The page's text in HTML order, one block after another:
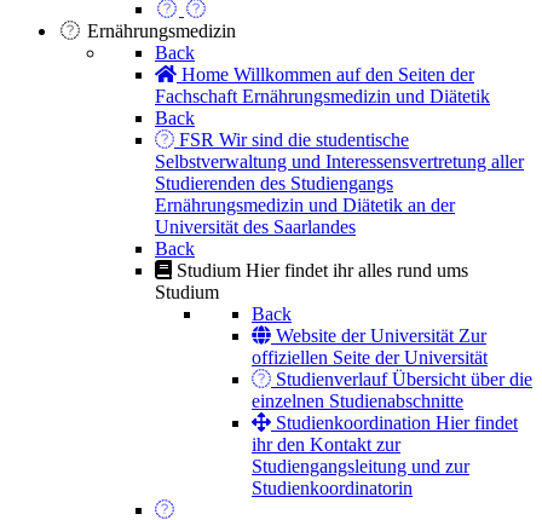
Ernährungsmedizin
Back
Home Willkommen auf den Seiten der
Fachschaft Ernährungsmedizin und Diätetik
Back
FSR Wir sind die studentische
Selbstverwaltung und Interessensvertretung aller
Studierenden des Studiengangs
Ernährungsmedizin und Diätetik an der
Universität des Saarlandes
Back
Studium Hier findet ihr alles rund ums
Studium
Back
Website der Universität Zur
offiziellen Seite der Universität
Studienverlauf Übersicht über die
einzelnen Studienabschnitte
Studienkoordination Hier findet
ihr den Kontakt zur
Studiengangsleitung und zur
Studienkoordinatorin